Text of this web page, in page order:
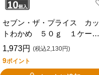
セブン・ザ・プライス カッ
トわかめ ５０ｇ １ケース
１０個入り
1,973円 (税込2,130円)
9ポイント